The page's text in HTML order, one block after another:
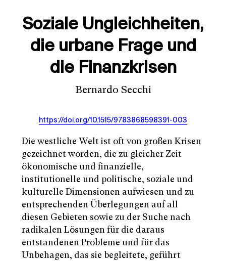
Soziale Ungleichheiten,
die urbane Frage und
die Finanzkrisen
Bernardo Secchi
https://doi.org/10.1515/9783868598391-003
Die westliche Welt ist oft von großen Krisen
gezeichnet worden, die zu gleicher Zeit
ökonomische und finanzielle,
institutionelle und politische, soziale und
kulturelle Dimensionen aufwiesen und zu
entsprechenden Überlegungen auf all
diesen Gebieten sowie zu der Suche nach
radikalen Lösungen für die daraus
entstandenen Probleme und für das
Unbehagen, das sie begleitete, geführt